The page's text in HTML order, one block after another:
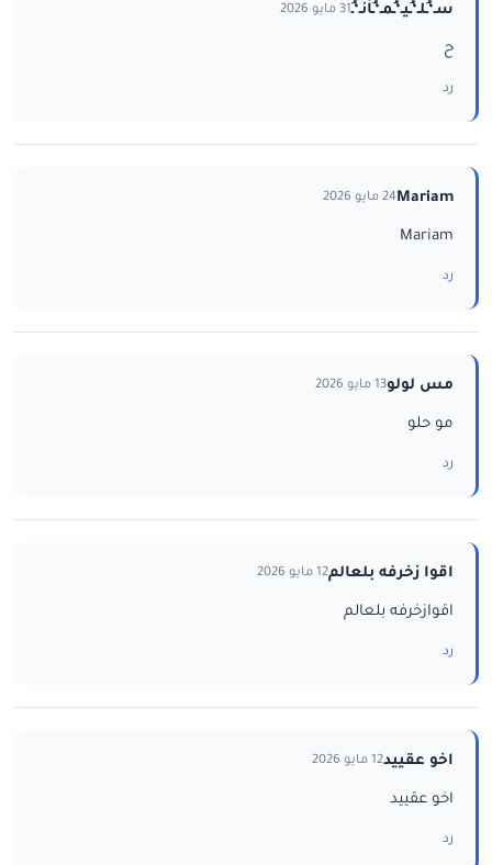
سـ‘ـُلـ‘ـُيـ‘ـُمـ‘ـُاْنـ‘ـُ31 مايو 2026
ح
رد
Mariam24 مايو 2026
Mariam
رد
مس لولو13 مايو 2026
مو حلو
رد
اقوا زخرفه بلعالم12 مايو 2026
اقوازخرفه بلعالم
رد
اخو عقييد12 مايو 2026
اخو عقييد
رد